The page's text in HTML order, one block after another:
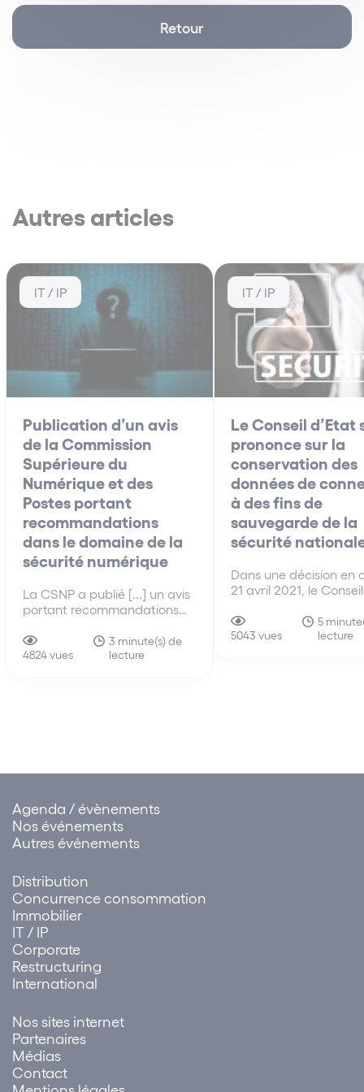
Retour
Autres articles
IT / IP
Publication d’un avis
de la Commission
Supérieure du
Numérique et des
Postes portant
recommandations
dans le domaine de la
sécurité numérique
La CSNP a publié [...] un avis
portant recommandations
sécurité numérique, et
plaidant notamment pour la
4824 vues
3 minute(s) de
lecture
IT / IP
Le Conseil d’Etat
prononce sur la
conservation des
données de
à des fins de
sauvegarde de la
sécurité
Dans une décision en
21 avril 2021, le
conformité du droit
au droit européen en
5043 vues
5
lecture
Agenda / évènements
Nos événements
Autres événements
Distribution
Concurrence consommation
Immobilier
IT / IP
Corporate
Restructuring
International
Nos sites internet
Partenaires
Médias
Contact